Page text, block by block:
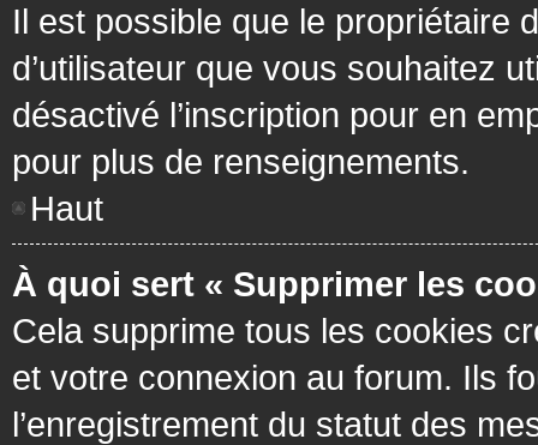
Il est possible que le propriétaire
d’utilisateur que vous souhaitez
désactivé l’inscription pour en
pour plus de renseignements.
Haut
À quoi sert « Supprimer les
Cela supprime tous les cookies
et votre connexion au forum. Ils
l’enregistrement du statut des